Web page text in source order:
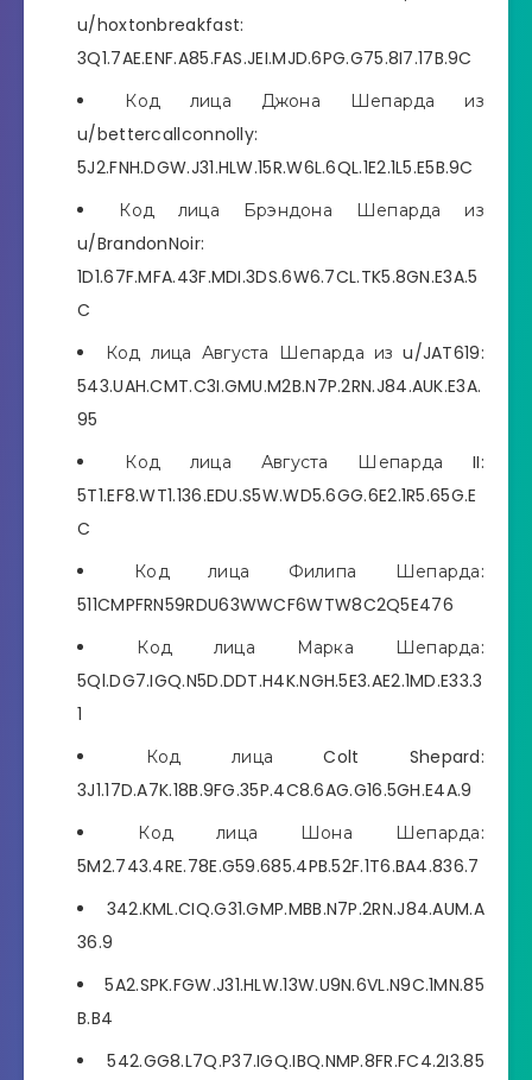
u/hoxtonbreakfast:
3Q1.7AE.ENF.A85.FAS.JEI.MJD.6PG.G75.8I7.17B.9C
Код лица Джона Шепарда из
u/bettercallconnolly:
5J2.FNH.DGW.J31.HLW.15R.W6L.6QL.1E2.1L5.E5B.9C
Код лица Брэндона Шепарда из
u/BrandonNoir:
1D1.67F.MFA.43F.MDI.3DS.6W6.7CL.TK5.8GN.E3A.5
C
Код лица Августа Шепарда из u/JAT619:
543.UAH.CMT.C3I.GMU.M2B.N7P.2RN.J84.AUK.E3A.
95
Код лица Августа Шепарда II:
5T1.EF8.WT1.136.EDU.S5W.WD5.6GG.6E2.1R5.65G.E
C
Код лица Филипа Шепарда:
511CMPFRN59RDU63WWCF6WTW8C2Q5E476
Код лица Марка Шепарда:
5Ql.DG7.IGQ.N5D.DDT.H4K.NGH.5E3.AE2.1MD.E33.3
1
Код лица Colt Shepard:
3J1.17D.A7K.18B.9FG.35P.4C8.6AG.G16.5GH.E4A.9
Код лица Шона Шепарда:
5M2.743.4RE.78E.G59.685.4PB.52F.1T6.BA4.836.7
342.KML.CIQ.G31.GMP.MBB.N7P.2RN.J84.AUM.A
36.9
5A2.SPK.FGW.J31.HLW.13W.U9N.6VL.N9C.1MN.85
B.B4
542.GG8.L7Q.P37.IGQ.IBQ.NMP.8FR.FC4.2I3.85